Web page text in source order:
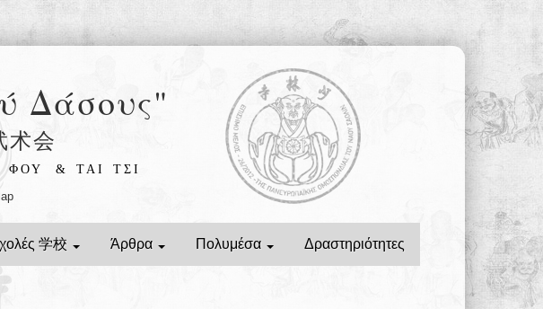
Δάσους"
术会
ΦΟΥ
& ΤΑΙ ΤΣΙ
学校 Άρθρα Πολυμέσα Δραστηριότητες